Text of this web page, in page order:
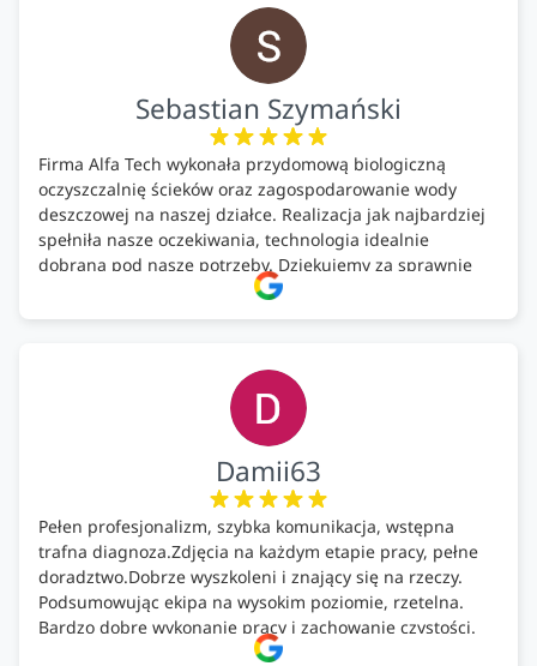
Sebastian Szymański
Firma Alfa Tech wykonała przydomową biologiczną
oczyszczalnię ścieków oraz zagospodarowanie wody
deszczowej na naszej działce. Realizacja jak najbardziej
spełniła nasze oczekiwania, technologia idealnie
dobrana pod nasze potrzeby. Dziękujemy za sprawnie
wykonany montaż w świetnej atmosferze! Polecam!
Damii63
Pełen profesjonalizm, szybka komunikacja, wstępna
trafna diagnoza.Zdjęcia na każdym etapie pracy, pełne
doradztwo.Dobrze wyszkoleni i znający się na rzeczy.
Podsumowując ekipa na wysokim poziomie, rzetelna.
Bardzo dobre wykonanie pracy i zachowanie czystości.